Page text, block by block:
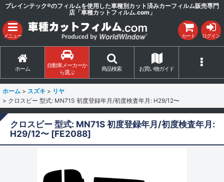
ブレインテック®のフィルムを使用した車種別カット済みカーフィルム販売専門
店「車種カットフィルム.com」
メニュー カート ログイン
ホーム
自動車メーカーか
ら選ぶ
商品検索 お買い物ガイド
ホーム > スズキ > リヤ
> クロスビー 型式: MN71S 初度登録年月/初度検査年月: H29/12〜
クロスビー 型式: MN71S 初度登録年月/初度検査年月:
H29/12〜 [FE2088]